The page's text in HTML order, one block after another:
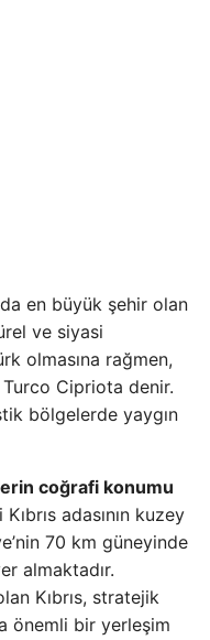
en büyük şehir olan
ve siyasi
olmasına rağmen,
Cipriota denir.
bölgelerde yaygın
coğrafi konumu
adasının kuzey
70 km güneyinde
almaktadır.
Kıbrıs, stratejik
önemli bir yerleşim